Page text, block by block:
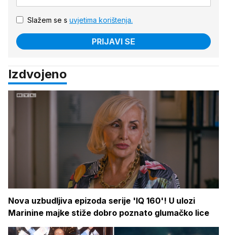
Slažem se s uvjetima korištenja.
PRIJAVI SE
Izdvojeno
Nova uzbudljiva epizoda serije 'IQ 160'! U ulozi
Marinine majke stiže dobro poznato glumačko lice